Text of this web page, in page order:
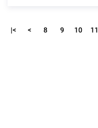
|< < 8 9 10 11